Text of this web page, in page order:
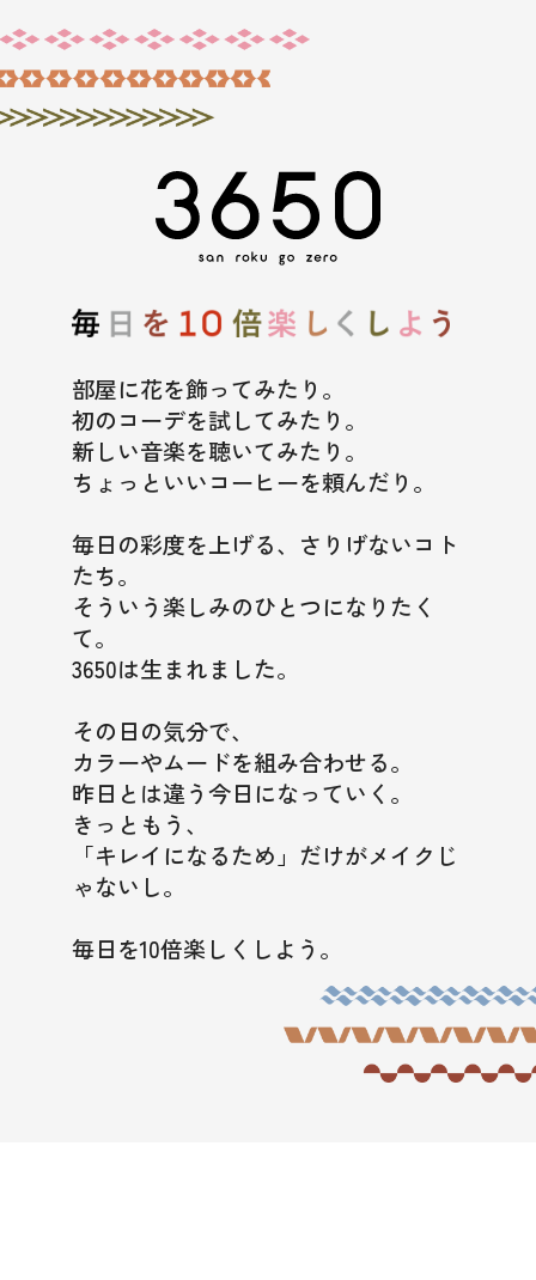
部屋に花を飾ってみたり。
初のコーデを試してみたり。
新しい音楽を聴いてみたり。
ちょっといいコーヒーを頼んだり。
毎日の彩度を上げる、さりげないコト
たち。
そういう楽しみのひとつになりたく
て。
3650は生まれました。
その日の気分で、
カラーやムードを組み合わせる。
昨日とは違う今日になっていく。
きっともう、
「キレイになるため」だけがメイクじ
ゃないし。
毎日を10倍楽しくしよう。